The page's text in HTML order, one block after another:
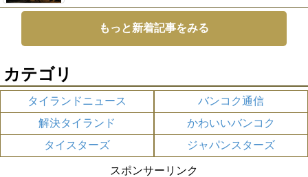
もっと新着記事をみる
カテゴリ
タイランドニュース
バンコク通信
解決タイランド
かわいいバンコク
タイスターズ
ジャパンスターズ
スポンサーリンク